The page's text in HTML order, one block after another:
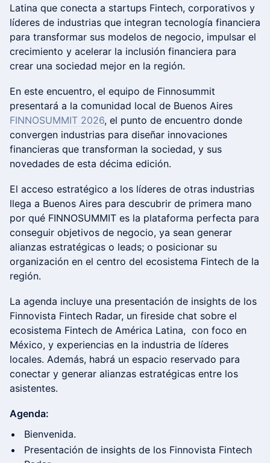
Latina que conecta a startups Fintech, corporativos y
líderes de industrias que integran tecnología financiera
para transformar sus modelos de negocio, impulsar el
crecimiento y acelerar la inclusión financiera para
crear una sociedad mejor en la región.
En este encuentro, el equipo de Finnosummit
presentará a la comunidad local de Buenos Aires
FINNOSUMMIT 2026, el punto de encuentro donde
convergen industrias para diseñar innovaciones
financieras que transforman la sociedad, y sus
novedades de esta décima edición.
El acceso estratégico a los líderes de otras industrias
llega a Buenos Aires para descubrir de primera mano
por qué FINNOSUMMIT es la plataforma perfecta para
conseguir objetivos de negocio, ya sean generar
alianzas estratégicas o leads; o posicionar su
organización en el centro del ecosistema Fintech de la
región.
La agenda incluye una presentación de insights de los
Finnovista Fintech Radar, un fireside chat sobre el
ecosistema Fintech de América Latina, con foco en
México, y experiencias en la industria de líderes
locales. Además, habrá un espacio reservado para
conectar y generar alianzas estratégicas entre los
asistentes.
Agenda:
Bienvenida.
Presentación de insights de los Finnovista Fintech